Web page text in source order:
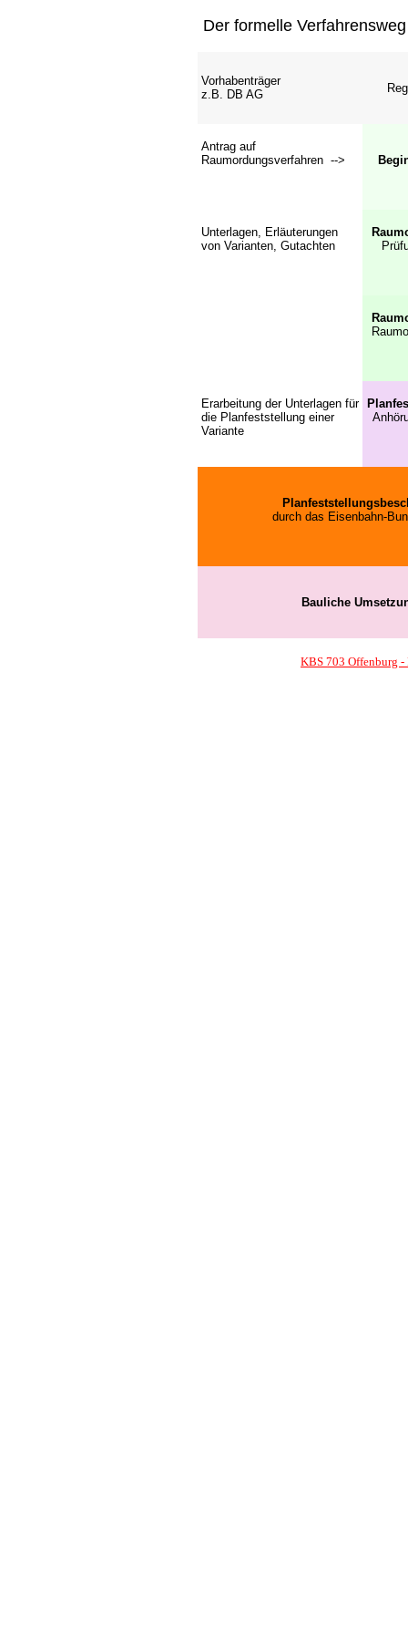
Der formelle
Vorhabenträger
z.B. DB AG
Antrag auf
Raumordungsverfahren -->
Unterlagen, Erläuterungen
von Varianten, Gutachten
Erarbeitung der Unterlagen für
die Planfeststellung einer
Variante
durch das Eisenbahn-
Bauliche
KBS 703 Offenburg -